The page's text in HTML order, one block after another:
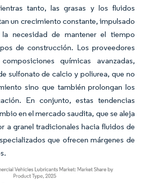
tanto, las grasas y los fluidos
un crecimiento constante, impulsado
necesidad de mantener el tiempo
de construcción. Los proveedores
químicas avanzadas,
sulfonato de calcio y poliurea, que no
sino que también prolongan los
En conjunto, estas tendencias
en el mercado saudita, que se aleja
a granel tradicionales hacia fluidos de
que ofrecen márgenes de